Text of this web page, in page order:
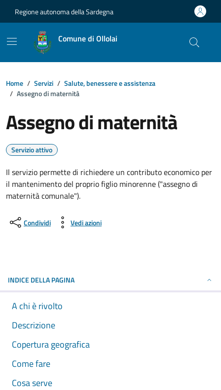
Regione autonoma della Sardegna
Comune di Ollolai
Home Servizi
Salute, benessere e assistenza
Assegno di maternità
Assegno di maternità
Servizio attivo
Il servizio permette di richiedere un contributo economico per
il mantenimento del proprio figlio minorenne ("assegno di
maternità comunale").
Condividi Vedi azioni
INDICE DELLA PAGINA
A chi è rivolto
Descrizione
Copertura geografica
Come fare
Cosa serve